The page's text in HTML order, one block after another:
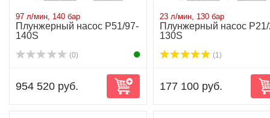
97 л/мин, 140 бар
Плунжерный насос P51/97-
140S
(0)
954 520 руб.
23 л/мин, 130 бар
Плунжерный насос
130S
(1)
177 100 руб.